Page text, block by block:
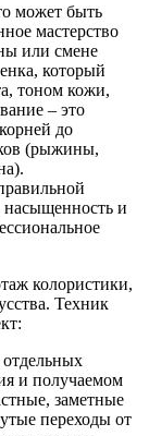
может быть
мастерство
или смене
который
тоном кожи,
– это
до
(рыжины,
насыщенность и
колористики,
Техник
и получаемом
заметные
переходы от